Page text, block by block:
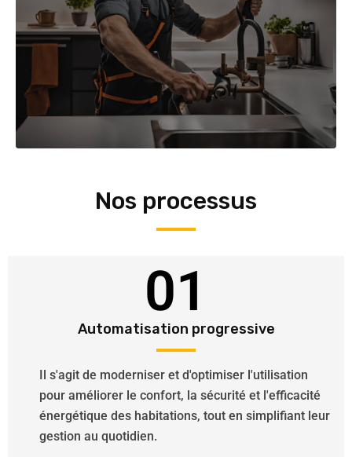
Nos processus
01
Automatisation progressive
Il s'agit de moderniser et d'optimiser l'utilisation
pour améliorer le confort, la sécurité et l'efficacité
énergétique des habitations, tout en simplifiant leur
gestion au quotidien.